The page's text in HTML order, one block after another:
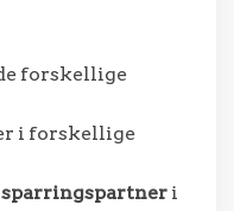
forskellige
i forskellige
i